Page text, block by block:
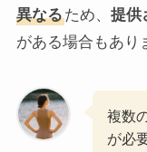
異なるため、 提供
がある場合もあり
複数
が必